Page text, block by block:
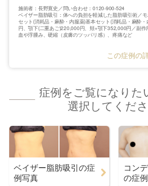
施術者：長野寛史／問い合わせ：0120-900-524
ベイザー脂肪吸引：体への負担を軽減した脂肪吸引術／
セット(消耗品・麻酔・内服薬)基本セット(消耗品・麻酔
円、顎下(二重あご)220,000円、頬+顎下352,000円／副
血や浮腫み、硬縮（皮膚のツッパリ感）、疼痛など
この症例の
症例をご覧になりた
選択してくだ
ベイザー脂肪吸引の症
例写真
コン
の症